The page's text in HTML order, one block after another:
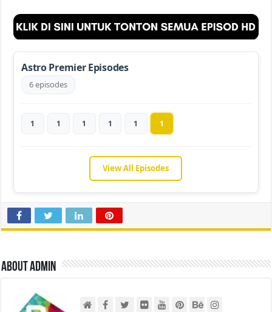
Astro Premier Episodes
6 episodes
1 1 1 1 1 1
View All Episodes
About admin